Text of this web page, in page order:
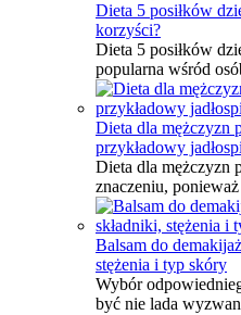
Dieta 5 posiłków
korzyści?
Dieta 5 posiłków
popularna wśród
Dieta dla mężczyzn
przykładowy
Dieta dla mężczyzn
znaczeniu,
Balsam do
stężenia i typ skóry
Wybór
być nie lada